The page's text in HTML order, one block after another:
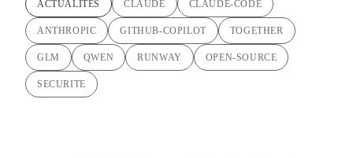
ACTUALITES CLAUDE CLAUDE-CODE
ANTHROPIC GITHUB-COPILOT TOGETHER
GLM QWEN RUNWAY OPEN-SOURCE
SECURITE